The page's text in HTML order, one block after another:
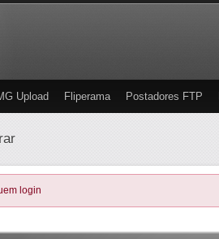
Upload Fliperama Postadores FTP
login